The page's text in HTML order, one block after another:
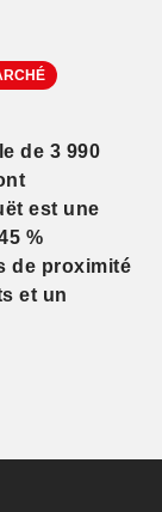
de 3 990
est une
%
de proximité
et un